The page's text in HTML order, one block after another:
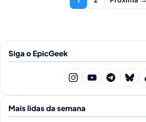
Siga o EpicGeek
Mais lidas da semana